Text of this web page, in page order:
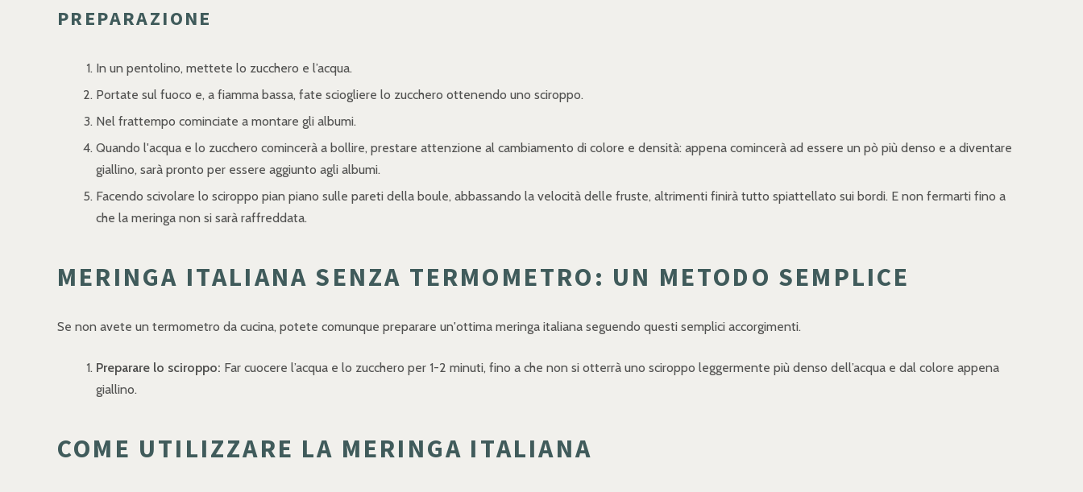
PREPARAZIONE
In un pentolino, mettete lo zucchero e l’acqua.
Portate sul fuoco e, a fiamma bassa, fate sciogliere lo zucchero ottenendo uno sciroppo.
Nel frattempo cominciate a montare gli albumi.
Quando l'acqua e lo zucchero comincerà a bollire, prestare attenzione al cambiamento di colore e densità: appena comincerà ad essere un pò più denso e a diventare
giallino, sarà pronto per essere aggiunto agli albumi.
Facendo scivolare lo sciroppo pian piano sulle pareti della boule, abbassando la velocità delle fruste, altrimenti finirà tutto spiattellato sui bordi. E non fermarti fino a
che la meringa non si sarà raffreddata.
MERINGA ITALIANA SENZA TERMOMETRO: UN METODO SEMPLICE
Se non avete un termometro da cucina, potete comunque preparare un'ottima meringa italiana seguendo questi semplici accorgimenti.
Preparare lo sciroppo: Far cuocere l’acqua e lo zucchero per 1-2 minuti, fino a che non si otterrà uno sciroppo leggermente più denso dell’acqua e dal colore appena
giallino.
COME UTILIZZARE LA MERINGA ITALIANA